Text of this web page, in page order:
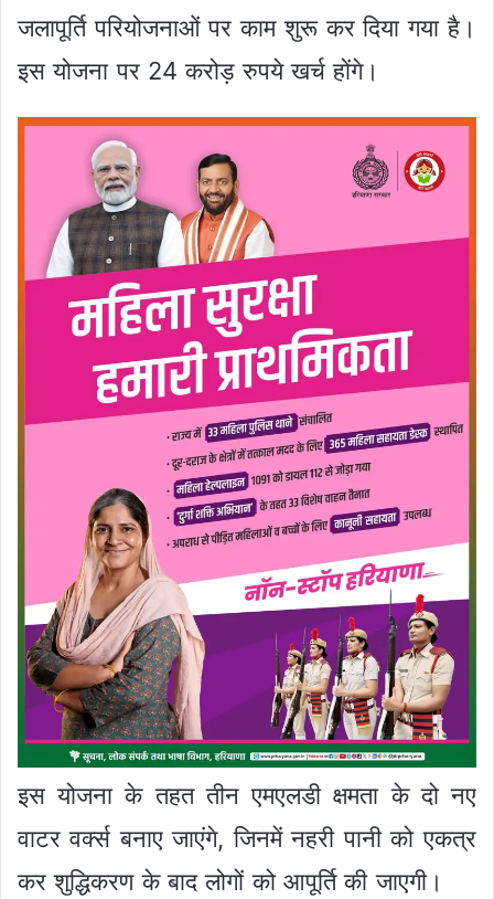
जलापूर्ति परियोजनाओं पर काम शुरू कर दिया गया है।
इस योजना पर 24 करोड़ रुपये खर्च होंगे।
इस योजना के तहत तीन एमएलडी क्षमता के दो नए
वाटर वर्क्स बनाए जाएंगे, जिनमें नहरी पानी को एकत्र
कर शुद्धिकरण के बाद लोगों को आपूर्ति की जाएगी।